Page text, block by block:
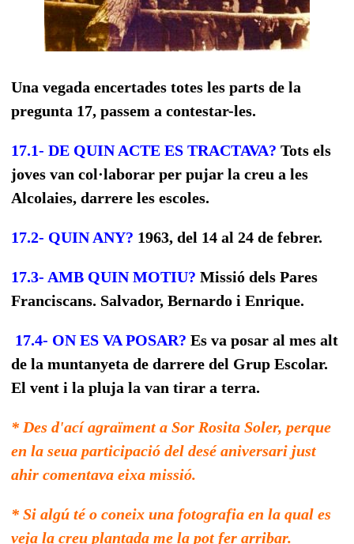
Una vegada encertades totes les parts de la
pregunta 17, passem a contestar-les.
17.1- DE QUIN ACTE ES TRACTAVA? Tots els
joves van col·laborar per pujar la creu a les
Alcolaies, darrere les escoles.
17.2- QUIN ANY? 1963, del 14 al 24 de febrer.
17.3- AMB QUIN MOTIU? Missió dels Pares
Franciscans. Salvador, Bernardo i Enrique.
17.4- ON ES VA POSAR? Es va posar al mes alt
de la muntanyeta de darrere del Grup Escolar.
El vent i la pluja la van tirar a terra.
* Des d'ací agraïment a Sor Rosita Soler, perque
en la seua participació del desé aniversari just
ahir comentava eixa missió.
* Si algú té o coneix una fotografia en la qual es
veja la creu plantada me la pot fer arribar.